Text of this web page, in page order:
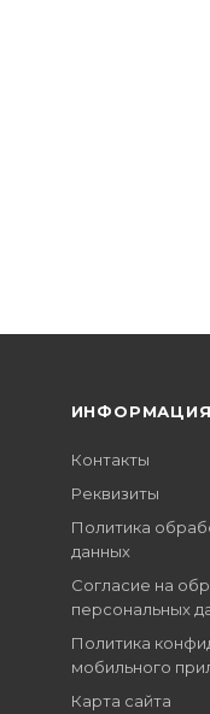
ИНФОРМАЦИЯ
Контакты
Реквизиты
Политика
данных
Согласие на
персональных
Политика
мобильного
Карта сайта